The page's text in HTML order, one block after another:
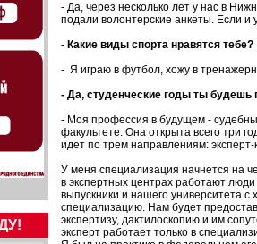
- Да, через несколько лет у нас в
подали волонтерские анкеты. Если и
- Какие виды спорта нравятся тебе?
- Я играю в футбол, хожу в
- Да, студенческие годы ты
- Моя профессия в будущем -
факультете. Она открыта всего три
идет по трем направлениям: эксперт-
У меня специализация начнется на
в экспертных центрах работают
выпускники и нашего университета
специализацию. Нам будет
экспертизу, дактилоскопию и им
эксперт работает только в